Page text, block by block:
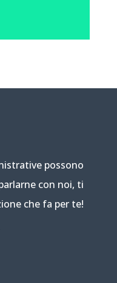
possono
con noi, ti
che fa per te!